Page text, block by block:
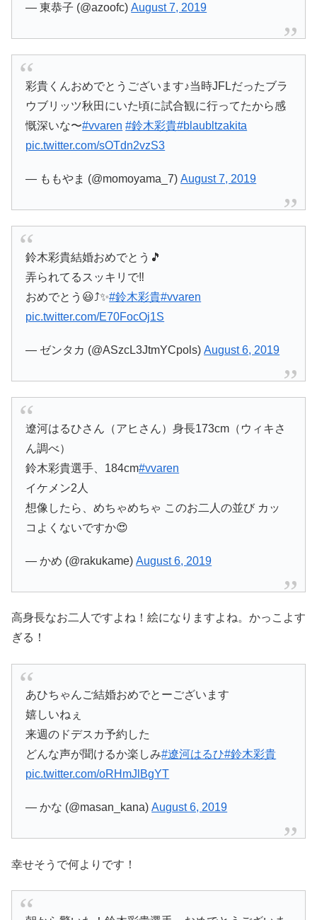
— 東恭子 (@azoofc)August 7, 2019
彩貴くんおめでとうございます♪当時JFLだったブラ
ウブリッツ秋田にいた頃に試合観に行ってたから感
慨深いな〜#vvaren #鈴木彩貴#blaubltzakita
pic.twitter.com/sOTdn2vzS3
— ももやま (@momoyama_7)August 7, 2019
鈴木彩貴結婚おめでとう🎵
弄られてるスッキリで‼️
おめでとう😃⤴️✨#鈴木彩貴#vvaren
pic.twitter.com/E70FocOj1S
— ゼンタカ (@ASzcL3JtmYCpols)August 6, 2019
遼河はるひさん（アヒさん）身長173cm（ウィキさ
ん調べ）
鈴木彩貴選手、184cm#vvaren
イケメン2人
想像したら、めちゃめちゃ このお二人の並び カッ
コよくないですか😍
— かめ (@rakukame)August 6, 2019
高身長なお二人ですよね！絵になりますよね。かっこよす
ぎる！
あひちゃんご結婚おめでとーございます
嬉しいねぇ
来週のドデスカ予約した
どんな声が聞けるか楽しみ#遼河はるひ#鈴木彩貴
pic.twitter.com/oRHmJlBgYT
— かな (@masan_kana)August 6, 2019
幸せそうで何よりです！